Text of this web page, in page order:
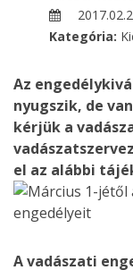
Kategória:
Az
nyugszik, de
kérjük a
el az alábbi
A vadászati